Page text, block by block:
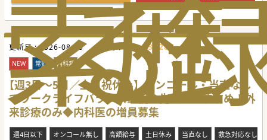
索
る
歴
【具体的な業務内容】
■主な業務は週に2から3コマ程度の一般外来と、主治医制と
して10名から20名程度の病棟管理を担当します。
■外来における一週間あたりの患者数は20名程度であり、一
人ひとりの患者と丁寧に向き合う診療が可能です。
■専門外来の開設希望についても柔軟な相談が可能であり、
一般内科のプライマリケアと並行して携われます。
【募集背景】
■現在は常勤の内科医師の高齢化が進んでおり、将来を見据
えた体制の若返りとマンパワーの強化が急務です。
■大学医局からの派遣枠が縮小傾向にあるため、紹介会社経
由での採用を主体とした独自の体制構築を目指します。
域医療のニーズへより柔軟に応えるために募集します。
更新日 :2026-08-05 医師求人ID :736282
NEW 常勤 内科系
【週3日〜5日／土日祝休み】オンコール・当直なし
でワークライフバランス重視の先生におすすめ！外
来診療のみ◆内科医の増員募集
週4日以下 オンコール無し 高額給与 土日休み 当直なし 救急対応なし